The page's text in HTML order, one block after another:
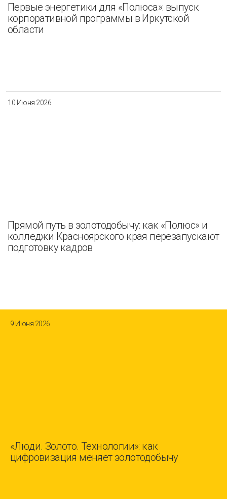
Первые энергетики для «Полюса»: выпуск
корпоративной программы в Иркутской
области
10 Июня 2026
Прямой путь в золотодобычу: как «Полюс» и
колледжи Красноярского края перезапускают
подготовку кадров
9 Июня 2026
«Люди. Золото. Технологии»: как
цифровизация меняет золотодобычу